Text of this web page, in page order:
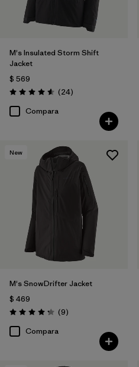
M's Insulated Storm Shift
Jacket
$ 569
Valoración: 4.6 / 5
(24Comentarios
)
Compara
New
M's SnowDrifter Jacket
$ 469
Valoración: 4.2 / 5
(9Comentarios
)
Compara